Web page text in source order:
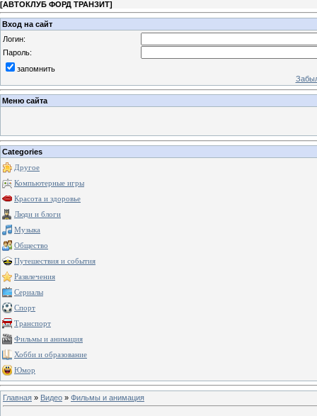
[АВТОКЛУБ ФОРД ТРАНЗИТ]
Вход на сайт
Логин:
Пароль:
запомнить
Меню сайта
Categories
Другое
Компьютерные игры
Красота и здоровье
Люди и блоги
Музыка
Общество
Путешествия и события
Развлечения
Сериалы
Спорт
Транспорт
Фильмы и анимация
Хобби и образование
Юмор
Главная » Видео » Фильмы и анимация